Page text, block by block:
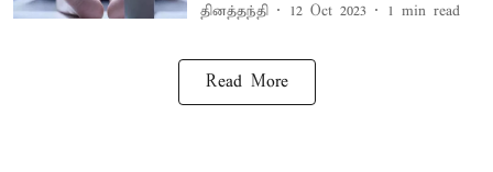
தினத்தந்தி 12 Oct 2023 1 min read
Read More